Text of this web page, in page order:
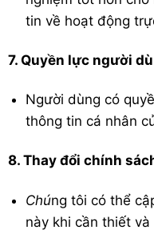
tin về hoạt động
7. Quyền lực người
Người dùng có
thông tin cá nhân
8. Thay đổi chính
Chúng tôi có thể
này khi cần thiết